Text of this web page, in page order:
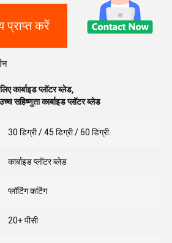
प्राप्त करें
कार्बाइड प्लॉटर ब्लेड,
सहिष्णुता कार्बाइड प्लॉटर ब्लेड
30 डिग्री / 45 डिग्री / 60 डिग्री
कार्बाइड प्लॉटर ब्लेड
प्लॉटिंग कटिंग
20+ पीसी